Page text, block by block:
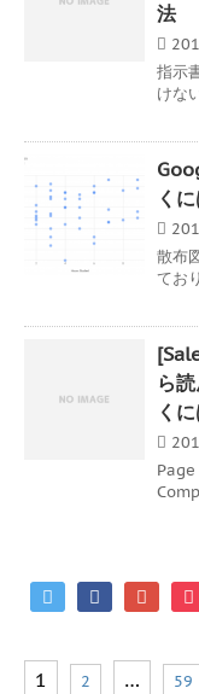
法
指示
けな
く
散布
てお
ら
く
Page
1 2 … 59